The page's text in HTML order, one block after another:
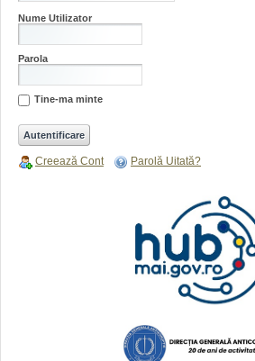
Nume Utilizator
Parola
Tine-ma minte
Creează Cont Parolă Uitată?